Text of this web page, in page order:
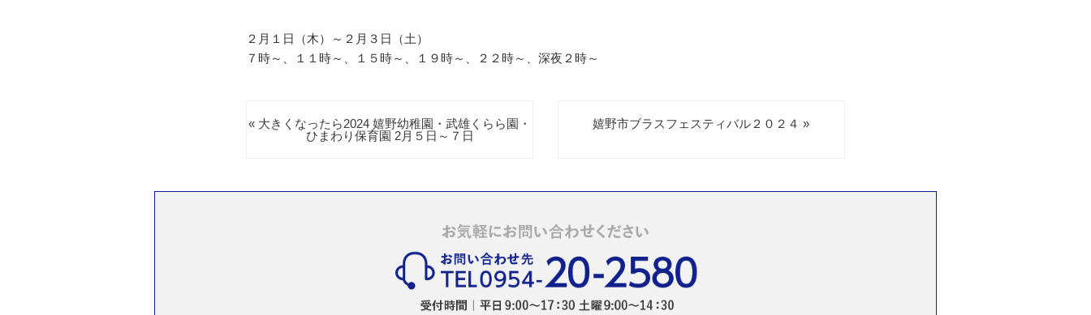
２月１日（木）～２月３日（土）
７時～、１１時～、１５時～、１９時～、２２時～、深夜２時～
« 大きくなったら2024 嬉野幼稚園・武雄くらら園・
ひまわり保育園 2月５日～７日
嬉野市ブラスフェスティバル２０２４ »